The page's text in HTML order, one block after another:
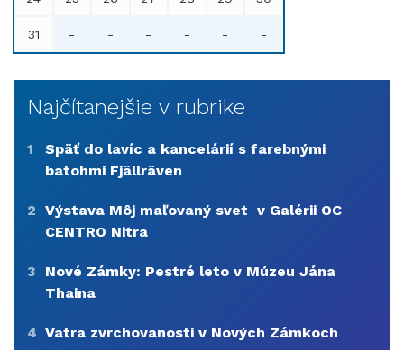
31 - - - - - -
Najčítanejšie v rubrike
1
Späť do lavíc a kancelárií s farebnými
batohmi Fjällräven
2 Výstava Môj maľovaný svet v Galérii OC
CENTRO Nitra
3
Nové Zámky: Pestré leto v Múzeu Jána
Thaina
4 Vatra zvrchovanosti v Nových Zámkoch